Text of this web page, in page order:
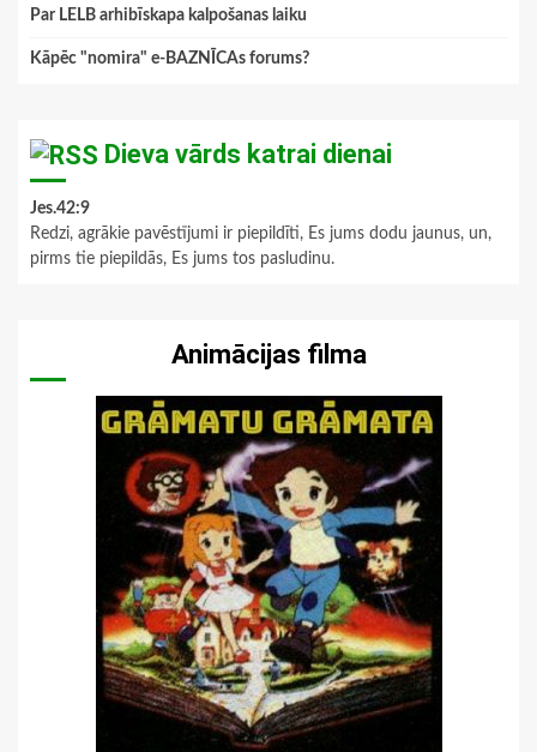
Par LELB arhibīskapa kalpošanas laiku
Kāpēc "nomira" e-BAZNĪCAs forums?
Dieva vārds katrai dienai
Jes.42:9
Redzi, agrākie pavēstījumi ir piepildīti, Es jums dodu jaunus, un,
pirms tie piepildās, Es jums tos pasludinu.
Animācijas filma